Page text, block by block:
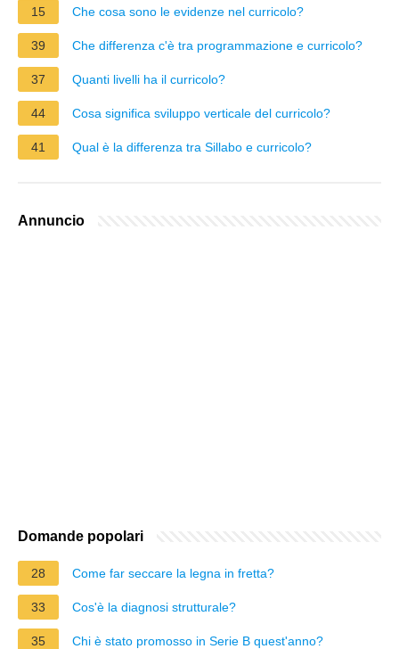
15 Che cosa sono le evidenze nel curricolo?
39 Che differenza c'è tra programmazione e curricolo?
37 Quanti livelli ha il curricolo?
44 Cosa significa sviluppo verticale del curricolo?
41 Qual è la differenza tra Sillabo e curricolo?
Annuncio
Domande popolari
28 Come far seccare la legna in fretta?
33 Cos'è la diagnosi strutturale?
35 Chi è stato promosso in Serie B quest'anno?